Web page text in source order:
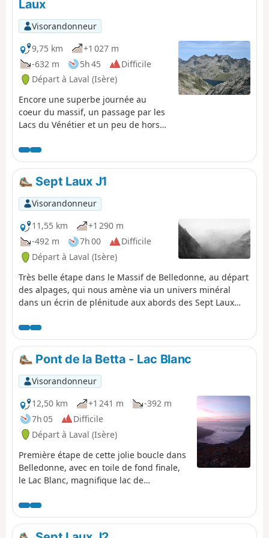
Laux
Visorandonneur
9,75 km
+1 027 m
-632 m
5h 45
Difficile
Départ à Laval (Isère)
Encore une superbe journée au
coeur du massif, un passage par les
Lacs du Vénétier et un peu de hors
brut. Un joyau de Belledonne.
Sept Laux J1
Visorandonneur
11,55 km
+1 290 m
-492 m
7h 00
Difficile
Départ à Laval (Isère)
Très belle étape dans le Massif de Belledonne, au départ
des alpages, qui nous amène via un univers minéral
dans un écrin de plénitude aux abords des Sept Laux
Pont de la Betta - Lac Blanc
Visorandonneur
12,50 km
+1 241 m
-392 m
7h 05
Difficile
Départ à Laval (Isère)
Première étape de cette jolie boucle dans
Belledonne, avec en toile de fond finale,
le Lac Blanc, magnifique lac de